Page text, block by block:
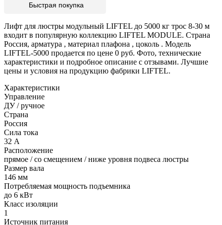
Быстрая покупка
Лифт для люстры модульный LIFTEL до 5000 кг трос 8-30 м
входит в популярную коллекцию LIFTEL MODULE. Страна
Россия, арматура , материал плафона , цоколь . Модель
LIFTEL-5000 продается по цене 0 руб. Фото, технические
характеристики и подробное описание с отзывами. Лучшие
цены и условия на продукцию фабрики LIFTEL.
Характеристики
Управление
ДУ / ручное
Страна
Россия
Сила тока
32 А
Расположение
прямое / со смещением / ниже уровня подвеса люстры
Размер вала
146 мм
Потребляемая мощность подъемника
до 6 кВт
Класс изоляции
1
Источник питания